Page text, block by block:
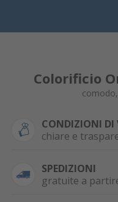
Colorificio
CONDIZIONI DI
chiare e
SPEDIZIONI
gratuite a